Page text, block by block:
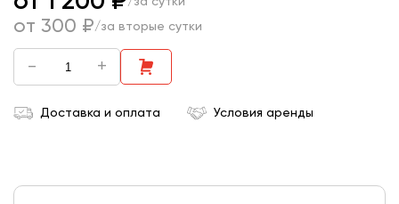
от 300 ₽/за вторые сутки
- +
Доставка и оплата Условия аренды